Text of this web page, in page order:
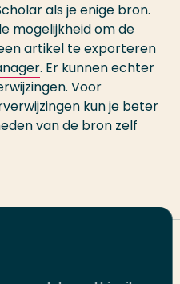
als je enige bron.
mogelijkheid om de
artikel te exporteren
. Er kunnen echter
Voor
kun je beter
van de bron zelf